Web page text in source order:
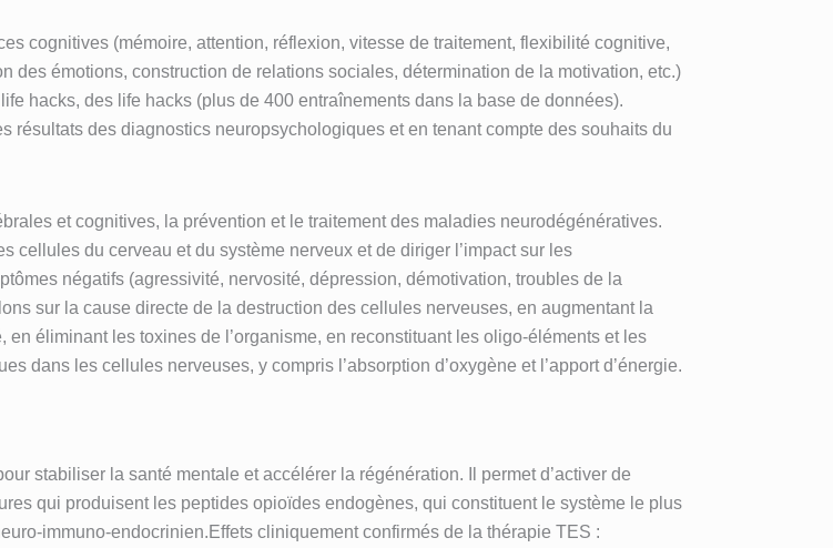
cognitives (mémoire, attention, réflexion, vitesse de traitement, flexibilité cognitive,
des émotions, construction de relations sociales, détermination de la motivation, etc.)
hacks, des life hacks (plus de 400 entraînements dans la base de données).
résultats des diagnostics neuropsychologiques et en tenant compte des souhaits du
et cognitives, la prévention et le traitement des maladies neurodégénératives.
cellules du cerveau et du système nerveux et de diriger l’impact sur les
négatifs (agressivité, nervosité, dépression, démotivation, troubles de la
sur la cause directe de la destruction des cellules nerveuses, en augmentant la
éliminant les toxines de l’organisme, en reconstituant les oligo-éléments et les
dans les cellules nerveuses, y compris l’absorption d’oxygène et l’apport d’énergie.
stabiliser la santé mentale et accélérer la régénération. Il permet d’activer de
qui produisent les peptides opioïdes endogènes, qui constituent le système le plus
immuno-endocrinien.Effets cliniquement confirmés de la thérapie TES :